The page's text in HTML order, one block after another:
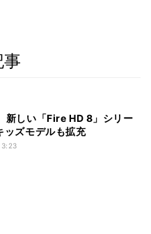
新しい「Fire HD 8」シリー
ッズモデルも拡充